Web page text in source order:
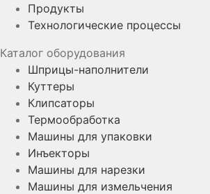
Продукты
Технологические процессы
Каталог оборудования
Шприцы-наполнители
Куттеры
Клипсаторы
Термообработка
Машины для упаковки
Инъекторы
Машины для нарезки
Машины для измельчения